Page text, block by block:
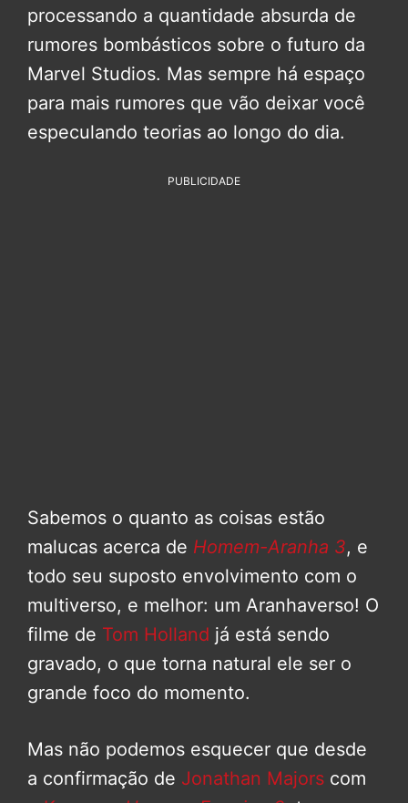
processando a quantidade absurda de
rumores bombásticos sobre o futuro da
Marvel Studios. Mas sempre há espaço
para mais rumores que vão deixar você
especulando teorias ao longo do dia.
PUBLICIDADE
Sabemos o quanto as coisas estão
malucas acerca de Homem-Aranha 3, e
todo seu suposto envolvimento com o
multiverso, e melhor: um Aranhaverso! O
filme de Tom Holland já está sendo
gravado, o que torna natural ele ser o
grande foco do momento.
Mas não podemos esquecer que desde
a confirmação de Jonathan Majors com